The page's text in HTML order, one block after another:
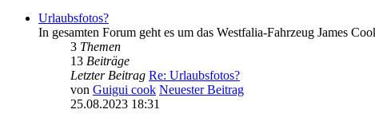
Urlaubsfotos?
In gesamten Forum geht es um das Westfalia-Fahrzeug James
3 Themen
13 Beiträge
Letzter Beitrag Re: Urlaubsfotos?
von Guigui cook Neuester Beitrag
25.08.2023 18:31